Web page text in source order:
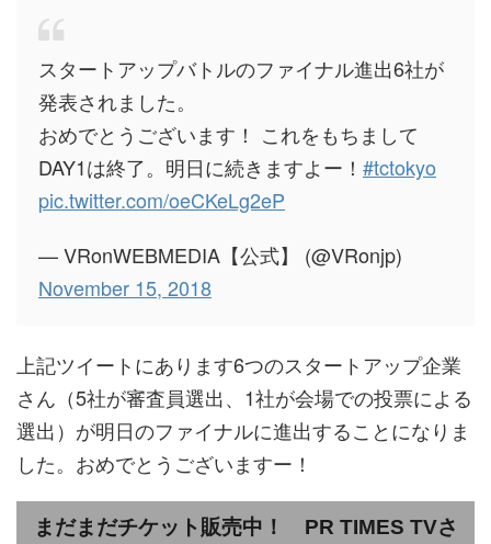
スタートアップバトルのファイナル進出6社が
発表されました。
おめでとうございます！ これをもちまして
DAY1は終了。明日に続きますよー！ #tctokyo
pic.twitter.com/oeCKeLg2eP
— VRonWEBMEDIA【公式】 (@VRonjp)
November 15, 2018
上記ツイートにあります6つのスタートアップ企業
さん（5社が審査員選出、1社が会場での投票による
選出）が明日のファイナルに進出することになりま
した。おめでとうございますー！
まだまだチケット販売中！ PR TIMES TVさ